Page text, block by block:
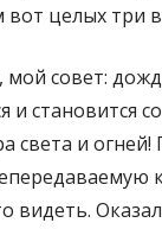
целых три
совет:
и становится
света и
видеть.